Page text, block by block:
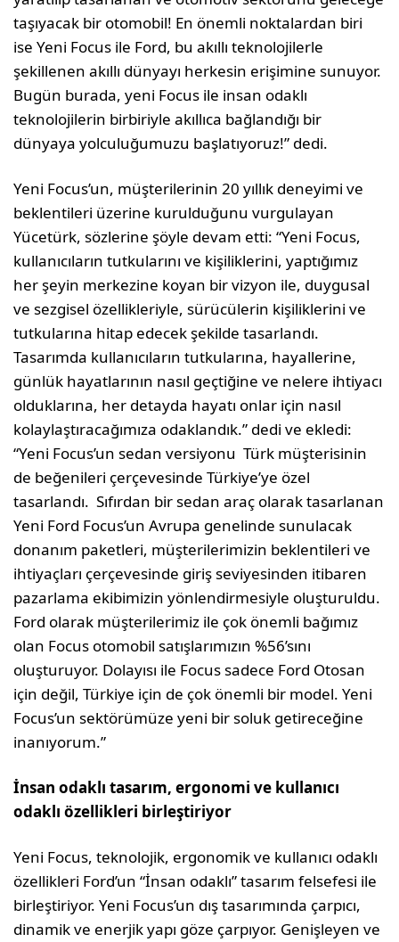
taşıyacak bir otomobil! En önemli noktalardan biri
ise Yeni Focus ile Ford, bu akıllı teknolojilerle
şekillenen akıllı dünyayı herkesin erişimine sunuyor.
Bugün burada, yeni Focus ile insan odaklı
teknolojilerin birbiriyle akıllıca bağlandığı bir
dünyaya yolculuğumuzu başlatıyoruz!” dedi.
Yeni Focus’un, müşterilerinin 20 yıllık deneyimi ve
beklentileri üzerine kurulduğunu vurgulayan
Yücetürk, sözlerine şöyle devam etti: “Yeni Focus,
kullanıcıların tutkularını ve kişiliklerini, yaptığımız
her şeyin merkezine koyan bir vizyon ile, duygusal
ve sezgisel özellikleriyle, sürücülerin kişiliklerini ve
tutkularına hitap edecek şekilde tasarlandı.
Tasarımda kullanıcıların tutkularına, hayallerine,
günlük hayatlarının nasıl geçtiğine ve nelere ihtiyacı
olduklarına, her detayda hayatı onlar için nasıl
kolaylaştıracağımıza odaklandık.” dedi ve ekledi:
“Yeni Focus’un sedan versiyonu Türk müşterisinin
de beğenileri çerçevesinde Türkiye’ye özel
tasarlandı. Sıfırdan bir sedan araç olarak tasarlanan
Yeni Ford Focus’un Avrupa genelinde sunulacak
donanım paketleri, müşterilerimizin beklentileri ve
ihtiyaçları çerçevesinde giriş seviyesinden itibaren
pazarlama ekibimizin yönlendirmesiyle oluşturuldu.
Ford olarak müşterilerimiz ile çok önemli bağımız
olan Focus otomobil satışlarımızın %56’sını
oluşturuyor. Dolayısı ile Focus sadece Ford Otosan
için değil, Türkiye için de çok önemli bir model. Yeni
Focus’un sektörümüze yeni bir soluk getireceğine
inanıyorum.”
İnsan odaklı tasarım, ergonomi ve kullanıcı
odaklı özellikleri birleştiriyor
Yeni Focus, teknolojik, ergonomik ve kullanıcı odaklı
özellikleri Ford’un “İnsan odaklı” tasarım felsefesi ile
birleştiriyor. Yeni Focus’un dış tasarımında çarpıcı,
dinamik ve enerjik yapı göze çarpıyor. Genişleyen ve